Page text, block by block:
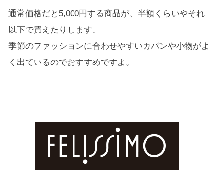
通常価格だと5,000円する商品が、半額くらいやそれ
以下で買えたりします。
季節のファッションに合わせやすいカバンや小物がよ
く出ているのでおすすめですよ。